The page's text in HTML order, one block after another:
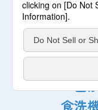
使う
仕
出
食洗